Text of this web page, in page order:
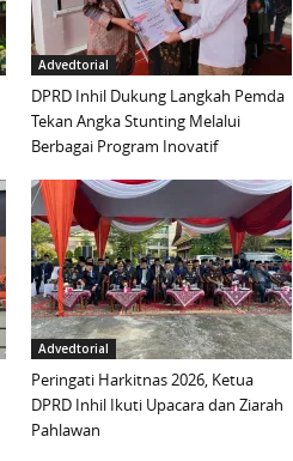
Advedtorial
DPRD Inhil Dukung Langkah Pemda
Tekan Angka Stunting Melalui
Berbagai Program Inovatif
Advedtorial
Peringati Harkitnas 2026, Ketua
DPRD Inhil Ikuti Upacara dan Ziarah
Pahlawan